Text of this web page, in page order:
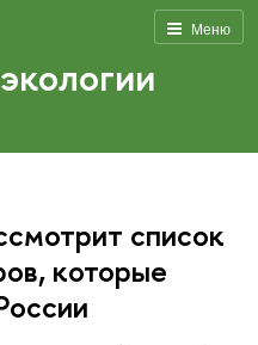
Меню
список
которые